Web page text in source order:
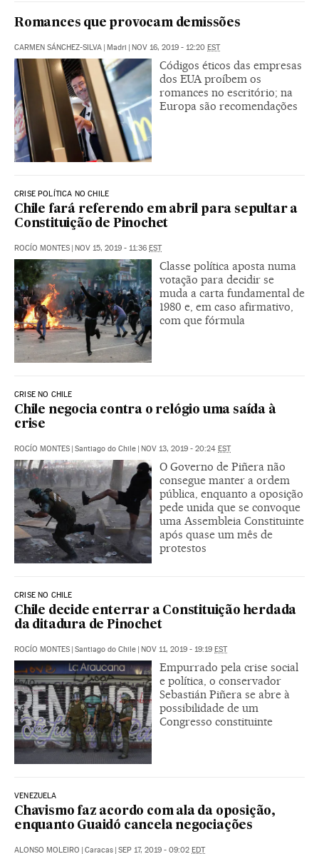
Romances que provocam demissões
CARMEN SÁNCHEZ-SILVA | Madri | NOV 16, 2019 - 12:20 EST
Códigos éticos das empresas
dos EUA proíbem os
romances no escritório; na
Europa são recomendações
CRISE POLÍTICA NO CHILE
Chile fará referendo em abril para sepultar a
Constituição de Pinochet
ROCÍO MONTES | NOV 15, 2019 - 11:36 EST
Classe política aposta numa
votação para decidir se
muda a carta fundamental de
1980 e, em caso afirmativo,
com que fórmula
CRISE NO CHILE
Chile negocia contra o relógio uma saída à
crise
ROCÍO MONTES | Santiago do Chile | NOV 13, 2019 - 20:24 EST
O Governo de Piñera não
consegue manter a ordem
pública, enquanto a oposição
pede unida que se convoque
uma Assembleia Constituinte
após quase um mês de
protestos
CRISE NO CHILE
Chile decide enterrar a Constituição herdada
da ditadura de Pinochet
ROCÍO MONTES | Santiago do Chile | NOV 11, 2019 - 19:19 EST
Empurrado pela crise social
e política, o conservador
Sebastián Piñera se abre à
possibilidade de um
Congresso constituinte
VENEZUELA
Chavismo faz acordo com ala da oposição,
enquanto Guaidó cancela negociações
ALONSO MOLEIRO | Caracas | SEP 17, 2019 - 09:02 EDT